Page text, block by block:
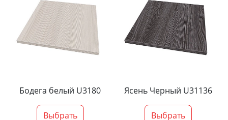
Бодега белый U3180
Выбрать
Ясень Черный U31136
Выбрать